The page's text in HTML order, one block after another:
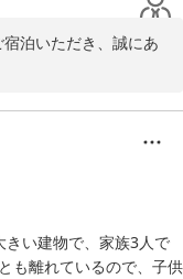
大人も子供も心地よかっ
ちらとしてもとても微笑
泊いただき、誠にあ
気や露天風呂、キッチ
用いただけたようで安
ありがとうございま
す。
て遊びにいらしてくだ
い建物で、家族3人で
も離れているので、子供